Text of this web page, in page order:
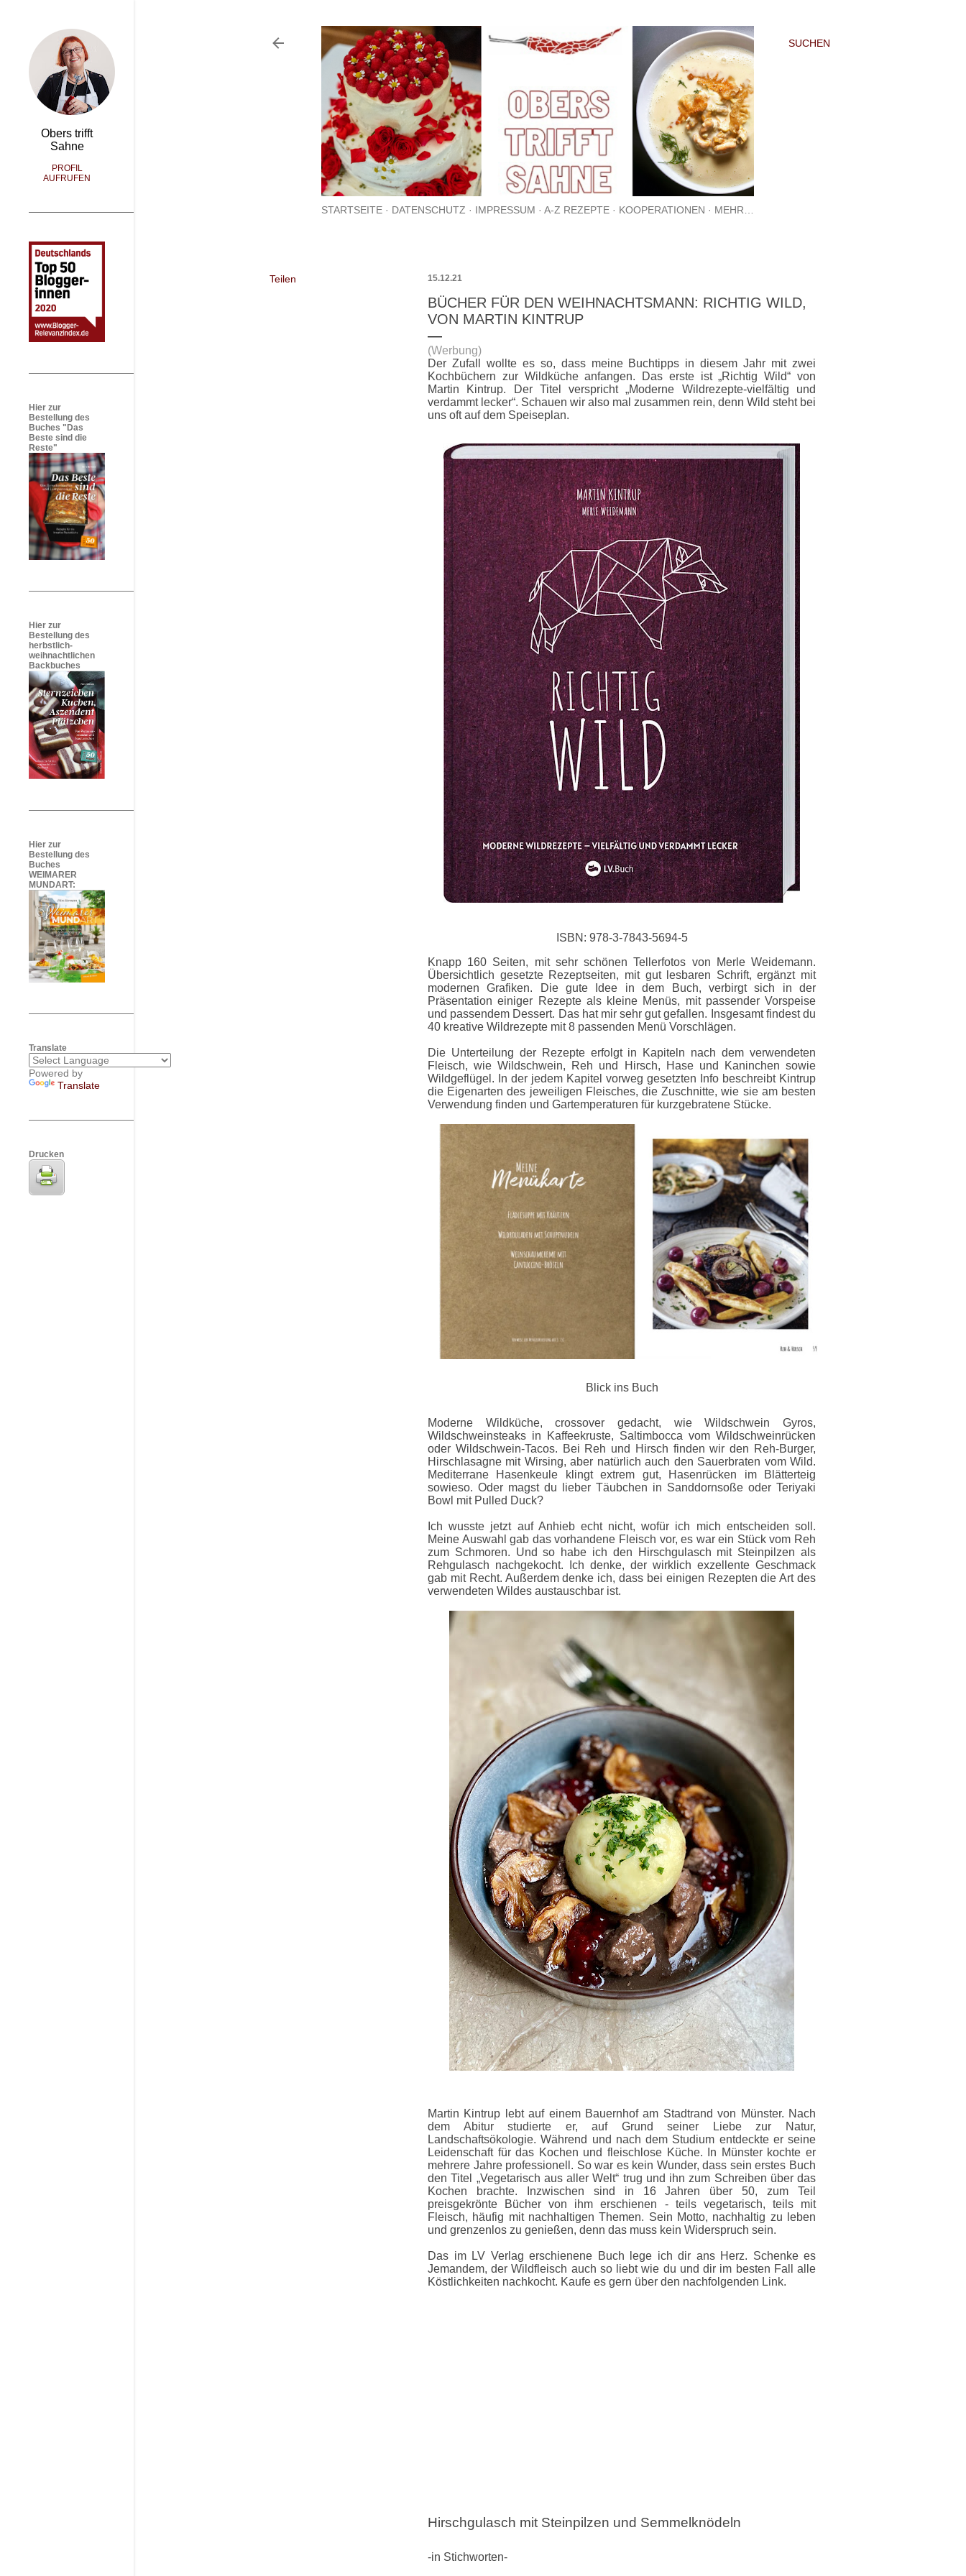
SUCHEN
STARTSEITE DATENSCHUTZ IMPRESSUM A-Z REZEPTE KOOPERATIONEN MEHR…
Teilen 15.12.21
BÜCHER FÜR DEN WEIHNACHTSMANN: RICHTIG WILD,
VON MARTIN KINTRUP
(Werbung)
Der Zufall wollte es so, dass meine Buchtipps in diesem Jahr mit zwei
Kochbüchern zur Wildküche anfangen. Das erste ist „Richtig Wild“ von
Martin Kintrup. Der Titel verspricht „Moderne Wildrezepte-vielfältig und
verdammt lecker“. Schauen wir also mal zusammen rein, denn Wild steht bei
uns oft auf dem Speiseplan.
ISBN: 978-3-7843-5694-5
Knapp 160 Seiten, mit sehr schönen Tellerfotos von Merle Weidemann.
Übersichtlich gesetzte Rezeptseiten, mit gut lesbaren Schrift, ergänzt mit
modernen Grafiken. Die gute Idee in dem Buch, verbirgt sich in der
Präsentation einiger Rezepte als kleine Menüs, mit passender Vorspeise
und passendem Dessert. Das hat mir sehr gut gefallen. Insgesamt findest du
40 kreative Wildrezepte mit 8 passenden Menü Vorschlägen.
Die Unterteilung der Rezepte erfolgt in Kapiteln nach dem verwendeten
Fleisch, wie Wildschwein, Reh und Hirsch, Hase und Kaninchen sowie
Wildgeflügel. In der jedem Kapitel vorweg gesetzten Info beschreibt Kintrup
die Eigenarten des jeweiligen Fleisches, die Zuschnitte, wie sie am besten
Verwendung finden und Gartemperaturen für kurzgebratene Stücke.
Blick ins Buch
Moderne Wildküche, crossover gedacht, wie Wildschwein Gyros,
Wildschweinsteaks in Kaffeekruste, Saltimbocca vom Wildschweinrücken
oder Wildschwein-Tacos. Bei Reh und Hirsch finden wir den Reh-Burger,
Hirschlasagne mit Wirsing, aber natürlich auch den Sauerbraten vom Wild.
Mediterrane Hasenkeule klingt extrem gut, Hasenrücken im Blätterteig
sowieso. Oder magst du lieber Täubchen in Sanddornsoße oder Teriyaki
Bowl mit Pulled Duck?
Ich wusste jetzt auf Anhieb echt nicht, wofür ich mich entscheiden soll.
Meine Auswahl gab das vorhandene Fleisch vor, es war ein Stück vom Reh
zum Schmoren. Und so habe ich den Hirschgulasch mit Steinpilzen als
Rehgulasch nachgekocht. Ich denke, der wirklich exzellente Geschmack
gab mit Recht. Außerdem denke ich, dass bei einigen Rezepten die Art des
verwendeten Wildes austauschbar ist.
Martin Kintrup lebt auf einem Bauernhof am Stadtrand von Münster. Nach
dem Abitur studierte er, auf Grund seiner Liebe zur Natur,
Landschaftsökologie. Während und nach dem Studium entdeckte er seine
Leidenschaft für das Kochen und fleischlose Küche. In Münster kochte er
mehrere Jahre professionell. So war es kein Wunder, dass sein erstes Buch
den Titel „Vegetarisch aus aller Welt“ trug und ihn zum Schreiben über das
Kochen brachte. Inzwischen sind in 16 Jahren über 50, zum Teil
preisgekrönte Bücher von ihm erschienen - teils vegetarisch, teils mit
Fleisch, häufig mit nachhaltigen Themen. Sein Motto, nachhaltig zu leben
und grenzenlos zu genießen, denn das muss kein Widerspruch sein.
Das im LV Verlag erschienene Buch lege ich dir ans Herz. Schenke es
Jemandem, der Wildfleisch auch so liebt wie du und dir im besten Fall alle
Köstlichkeiten nachkocht. Kaufe es gern über den nachfolgenden Link.
Hirschgulasch mit Steinpilzen und Semmelknödeln
-in Stichworten-
Obers trifft
Sahne
PROFIL
AUFRUFEN
Hier zur
Bestellung des
Buches "Das
Beste sind die
Reste"
Hier zur
Bestellung des
herbstlich-
weihnachtlichen
Backbuches
Hier zur
Bestellung des
Buches
WEIMARER
MUNDART:
Translate
Powered by
Translate
Drucken